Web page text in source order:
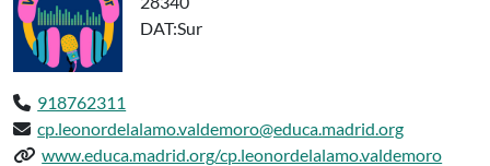
DAT:Sur
Teléfono:
918762311
Email:cp.leonordelalamo.valdemoro@educa.madrid.org
Web del centro:
www.educa.madrid.org/cp.leonordelalamo.valdemoro